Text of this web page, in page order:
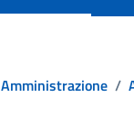
Amministrazione /